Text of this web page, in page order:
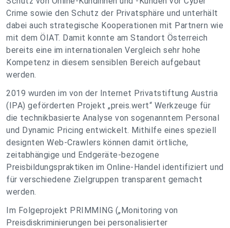
Crime sowie den Schutz der Privatsphäre und unterhält
dabei auch strategische Kooperationen mit Partnern wie
mit dem ÖIAT. Damit konnte am Standort Österreich
bereits eine im internationalen Vergleich sehr hohe
Kompetenz in diesem sensiblen Bereich aufgebaut
werden.
2019 wurden im von der Internet Privatstiftung Austria
(IPA) geförderten Projekt „preis.wert“ Werkzeuge für
die technikbasierte Analyse von sogenanntem Personal
und Dynamic Pricing entwickelt. Mithilfe eines speziell
designten Web-Crawlers können damit örtliche,
zeitabhängige und Endgeräte-bezogene
Preisbildungspraktiken im Online-Handel identifiziert und
für verschiedene Zielgruppen transparent gemacht
werden.
Im Folgeprojekt PRIMMING („Monitoring von
Preisdiskriminierungen bei personalisierter